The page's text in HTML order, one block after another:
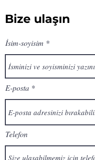
Bize ulaşın
İsim-soyisim
E-posta
Telefon